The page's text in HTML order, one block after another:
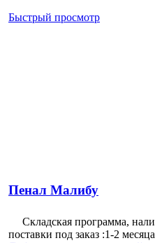
Быстрый просмотр
Пенал Малибу
Складская программа,
поставки под заказ :1-2